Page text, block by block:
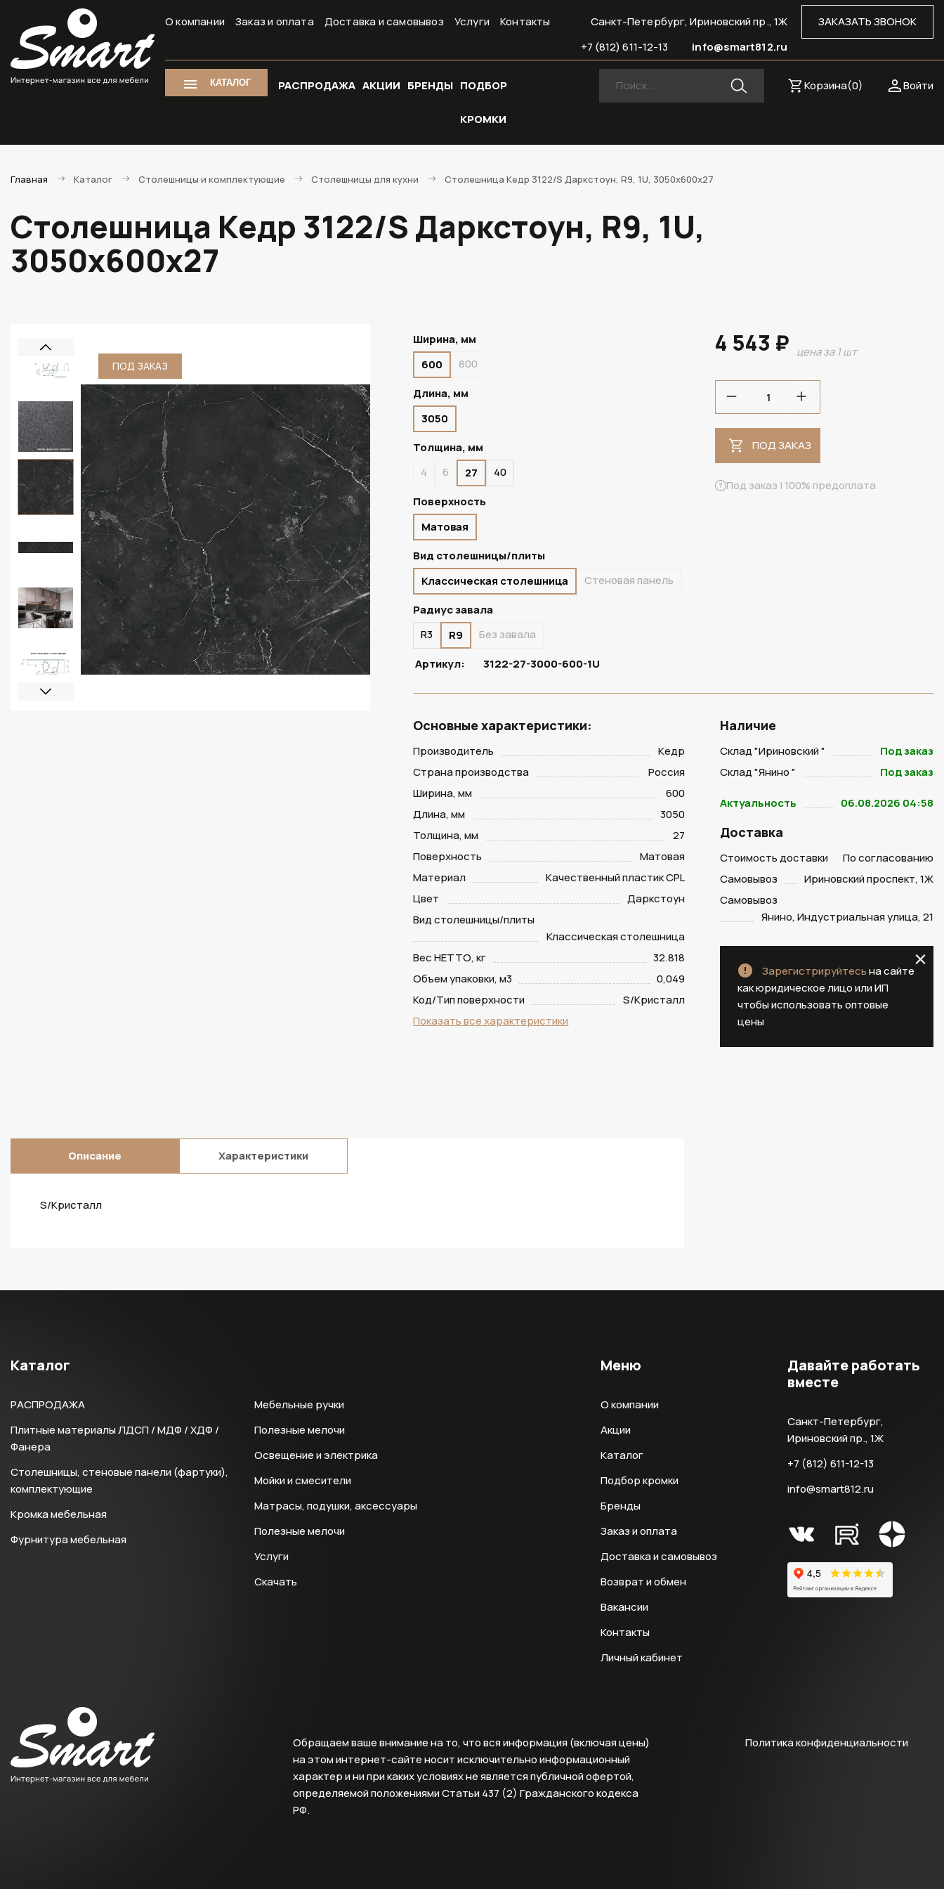
О компании Заказ и оплата Доставка и самовывоз Услуги Контакты ЗАКАЗАТЬ ЗВОНОК
Санкт-Петербург, Ириновский пр., 1Ж
info@smart812.ru
+7 (812) 611-12-13
КАТАЛОГ РАСПРОДАЖА АКЦИИ БРЕНДЫ ПОДБОР
КРОМКИ
Войти
Корзина(0)
Главная Каталог Столешницы и комплектующие Cтолешницы для кухни Столешница Кедр 3122/S Даркстоун, R9, 1U, 3050х600х27
Столешница Кедр 3122/S Даркстоун, R9, 1U,
3050х600х27
ПОД ЗАКАЗ ПОД ЗАКАЗ
Ширина, мм
600
800
Длина, мм
3050
Толщина, мм
4
6 27
40
Поверхность
Матовая
Вид столешницы/плиты
Классическая столешница
Стеновая панель
Радиус завала
R3
R9
Без завала
Артикул:
3122-27-3000-600-1U
4 543 ₽ цена за 1 шт
ПОД ЗАКАЗ
Под заказ | 100% предоплата
Основные характеристики:
Производитель
Кедр
Страна производства
Россия
Ширина, мм
600
Длина, мм
3050
Толщина, мм
27
Поверхность
Матовая
Материал
Качественный пластик CPL
Цвет
Даркстоун
Вид столешницы/плиты
Классическая столешница
Вес НЕТТО, кг
32.818
Объем упаковки, м3
0,049
Код/Тип поверхности
S/Кристалл
Показать все характеристики
Наличие
Склад "Ириновский "
Под заказ
Склад "Янино "
Под заказ
Актуальность 06.08.2026 04:58
Доставка
Стоимость доставки
По согласованию
Самовывоз
Ириновский проспект, 1Ж
Самовывоз
Янино, Индустриальная улица, 21
Зарегистрируйтесьна сайте
как юридическое лицо или ИП
чтобы использовать оптовые
цены
Описание Характеристики
S/Кристалл
Каталог
РАСПРОДАЖА
Плитные материалы ЛДСП / МДФ / ХДФ /
Фанера
Столешницы, стеновые панели (фартуки),
комплектующие
Кромка мебельная
Фурнитура мебельная
Мебельные ручки
Полезные мелочи
Освещение и электрика
Мойки и смесители
Матрасы, подушки, аксессуары
Полезные мелочи
Услуги
Скачать
Меню
О компании
Акции
Каталог
Подбор кромки
Бренды
Заказ и оплата
Доставка и самовывоз
Возврат и обмен
Вакансии
Контакты
Личный кабинет
Давайте работать
вместе
Санкт-Петербург,
Ириновский пр., 1Ж
+7 (812) 611-12-13
info@smart812.ru
Политика конфиденциальности
Обращаем ваше внимание на то, что вся информация (включая цены)
на этом интернет-сайте носит исключительно информационный
характер и ни при каких условиях не является публичной офертой,
определяемой положениями Статьи 437 (2) Гражданского кодекса
РФ.